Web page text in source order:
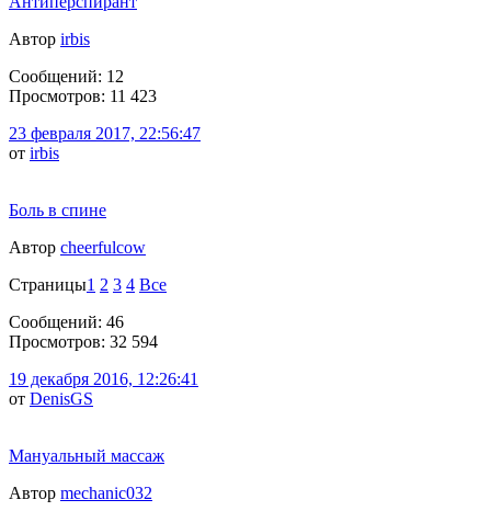
Автор irbis
Сообщений: 12
Просмотров: 11 423
23 февраля 2017, 22:56:47
от irbis
Боль в спине
Автор cheerfulcow
Страницы1 2 3 4 Все
Сообщений: 46
Просмотров: 32 594
19 декабря 2016, 12:26:41
от DenisGS
Мануальный массаж
Автор mechanic032